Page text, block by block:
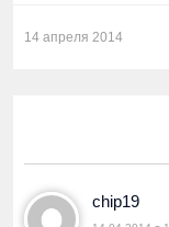
14 апреля 2014
chip19